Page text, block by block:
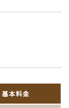
基本料金